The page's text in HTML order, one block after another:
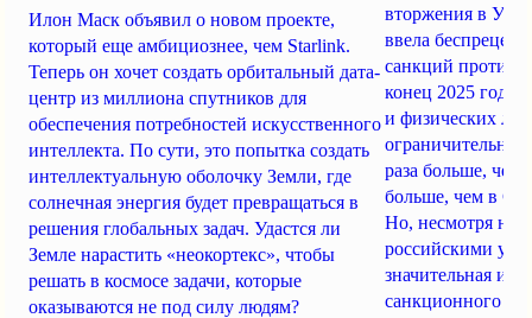
Илон Маск объявил о новом проекте,
который еще амбициознее, чем Starlink.
Теперь он хочет создать орбитальный дата-
центр из миллиона спутников для
обеспечения потребностей искусственного
интеллекта. По сути, это попытка создать
интеллектуальную оболочку Земли, где
солнечная энергия будет превращаться в
решения глобальных задач. Удастся ли
Земле нарастить «неокортекс», чтобы
решать в космосе задачи, которые
оказываются не под силу людям?
вторжения в
ввела
санкций против
конец 2025 года
и физических
раза больше, чем
больше, чем в
Но, несмотря на
российскими
значительная их
санкционного